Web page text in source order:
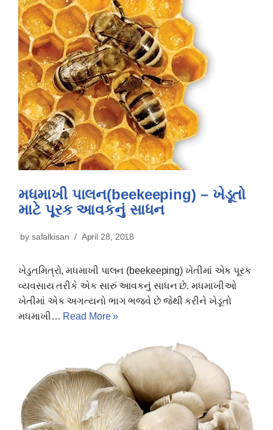
મધમાખી પાલન(beekeeping) – ખેડૂતો
માટે પૂરક આવકનું સાધન
by safalkisan April 28, 2018
ખેડુતમિત્રો, મધમાખી પાલન (beekeeping) ખેતીમાં એક પૂરક
વ્યવસાય તરીકે એક સારું આવકનું સાધન છે. મધમાખીઓ
ખેતીમાં એક અગત્યનો ભાગ ભજવે છે જેથી કરીને ખેડૂતો
મધમાખી… Read More »